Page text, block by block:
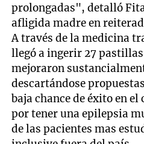
prolongadas", detalló
afligida madre en
A través de la medicina
llegó a ingerir 27
mejoraron
descartándose
baja chance de éxito en
por tener una epilepsia
de las pacientes mas